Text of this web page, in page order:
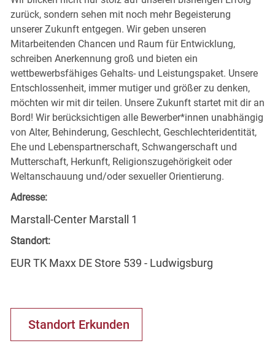
zurück, sondern sehen mit noch mehr Begeisterung
unserer Zukunft entgegen. Wir geben unseren
Mitarbeitenden Chancen und Raum für Entwicklung,
schreiben Anerkennung groß und bieten ein
wettbewerbsfähiges Gehalts- und Leistungspaket. Unsere
Entschlossenheit, immer mutiger und größer zu denken,
möchten wir mit dir teilen. Unsere Zukunft startet mit dir an
Bord! Wir berücksichtigen alle Bewerber*innen unabhängig
von Alter, Behinderung, Geschlecht, Geschlechteridentität,
Ehe und Lebenspartnerschaft, Schwangerschaft und
Mutterschaft, Herkunft, Religionszugehörigkeit oder
Weltanschauung und/oder sexueller Orientierung.
Adresse:
Marstall-Center Marstall 1
Standort:
EUR TK Maxx DE Store 539 - Ludwigsburg
Standort Erkunden